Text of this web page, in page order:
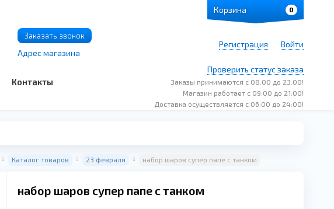
Заказать звонок
Адрес магазина
Регистрация Войти
Контакты
Проверить статус заказа
Заказы принимаются с 08:00 до 23:00!
Магазин работает с 09:00 до 21:00!
Доставка осуществляется с 06:00 до 24:00!
Каталог товаров 23 февраля набор шаров супер папе с танком
набор шаров супер папе с танком
Корзина 0